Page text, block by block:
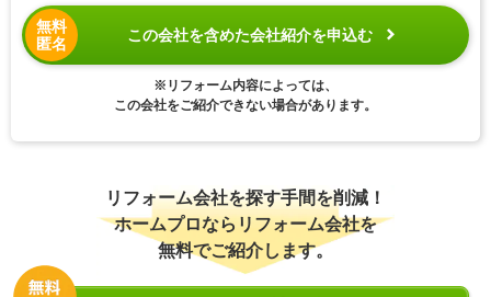
無料
匿名
この会社を含めた会社紹介を申込む
※リフォーム内容によっては、
この会社をご紹介できない場合があります。
リフォーム会社を探す手間を削減！
ホームプロならリフォーム会社を
無料でご紹介します。